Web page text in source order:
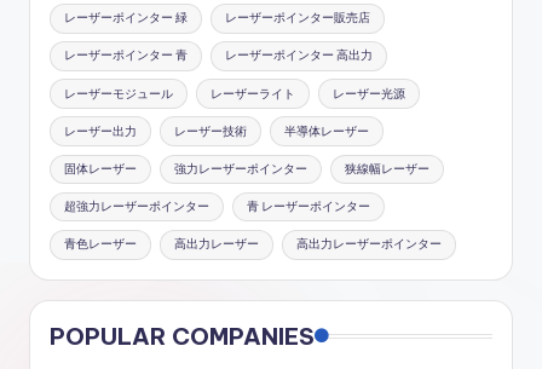
レーザーポインター 緑 レーザーポインター販売店
レーザーポインター 青 レーザーポインター 高出力
レーザーモジュール レーザーライト レーザー光源
レーザー出力 レーザー技術 半導体レーザー
固体レーザー 強力レーザーポインター 狭線幅レーザー
超強力レーザーポインター 青 レーザーポインター
青色レーザー 高出力レーザー 高出力レーザーポインター
POPULAR COMPANIES